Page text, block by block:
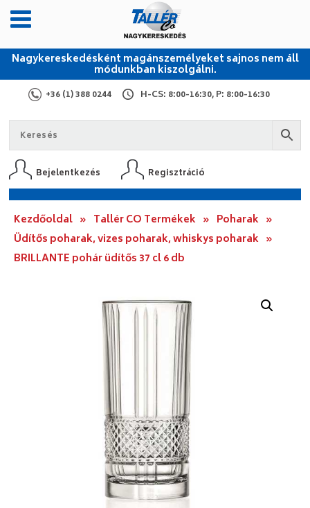
Nagykereskedésként magánszemélyeket sajnos nem áll
módunkban kiszolgálni.
+36 (1) 388 0244 H-CS: 8:00-16:30, P: 8:00-16:30
Bejelentkezés Regisztráció
Kezdőoldal » Tallér CO Termékek » Poharak »
Üdítős poharak, vizes poharak, whiskys poharak »
BRILLANTE pohár üdítős 37 cl 6 db